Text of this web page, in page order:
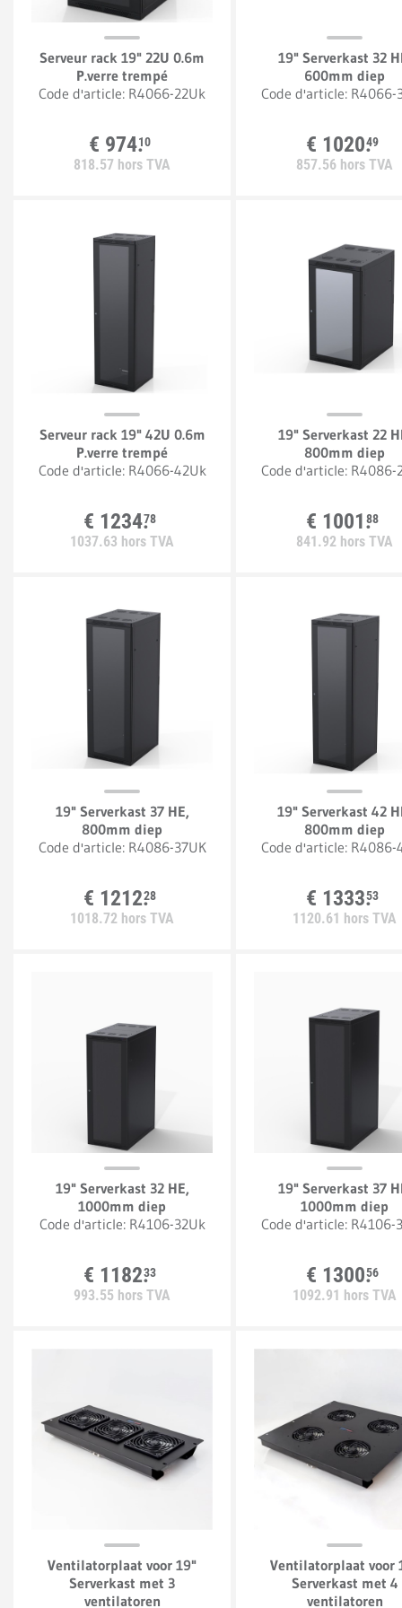
Serveur rack 19" 22U 0.6m
P.verre trempé
Code d'article: R4066-22Uk
€ 974.10
818.57 hors TVA
19" Serverkast 32
600mm diep
Code d'article: R4066-
€ 1020.49
857.56 hors TVA
Serveur rack 19" 42U 0.6m
P.verre trempé
Code d'article: R4066-42Uk
€ 1234.78
1037.63 hors TVA
19" Serverkast 22
800mm diep
Code d'article: R4086-
€ 1001.88
841.92 hors TVA
19" Serverkast 37 HE,
800mm diep
Code d'article: R4086-37UK
€ 1212.28
1018.72 hors TVA
19" Serverkast 42
800mm diep
Code d'article: R4086-
€ 1333.53
1120.61 hors TVA
19" Serverkast 32 HE,
1000mm diep
Code d'article: R4106-32Uk
€ 1182.33
993.55 hors TVA
19" Serverkast 37
1000mm diep
Code d'article: R4106-
€ 1300.56
1092.91 hors TVA
Ventilatorplaat voor 19"
Serverkast met 3
ventilatoren
Ventilatorplaat voor
Serverkast met 4
ventilatoren